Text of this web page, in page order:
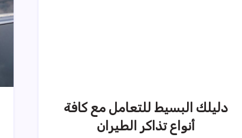
دليلك البسيط للتعامل مع كافة
أنواع تذاكر الطيران